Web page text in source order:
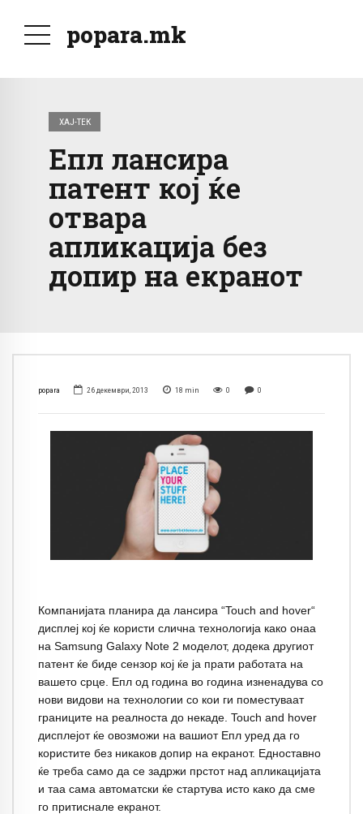
popara.mk
ХАЈ-ТЕК
Епл лансира
патент кој ќе
отвара
апликација без
допир на екранот
popara 26 декември, 2013 18 min 0 0
Компанијата планира да лансира “Touch and hover“
дисплеј кој ќе користи слична технологија како онаа
на Samsung Galaxy Note 2 моделот, додека другиот
патент ќе биде сензор кој ќе ја прати работата на
вашето срце. Епл од година во година изненадува со
нови видови на технологии со кои ги поместуваат
границите на реалноста до некаде. Touch and hover
дисплејот ќе овозможи на вашиот Епл уред да го
користите без никаков допир на екранот. Едноставно
ќе треба само да се задржи прстот над апликацијата
и таа сама автоматски ќе стартува исто како да сме
го притиснале екранот.